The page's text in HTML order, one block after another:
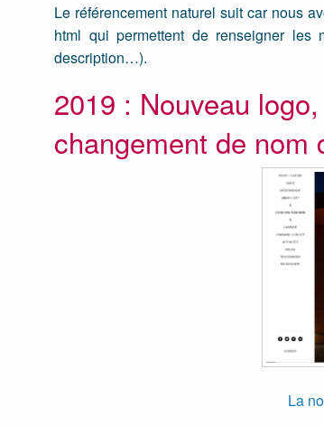
Le référencement naturel suit car nous
html qui permettent de renseigner
description…).
2019 : Nouveau
changement de nom
La